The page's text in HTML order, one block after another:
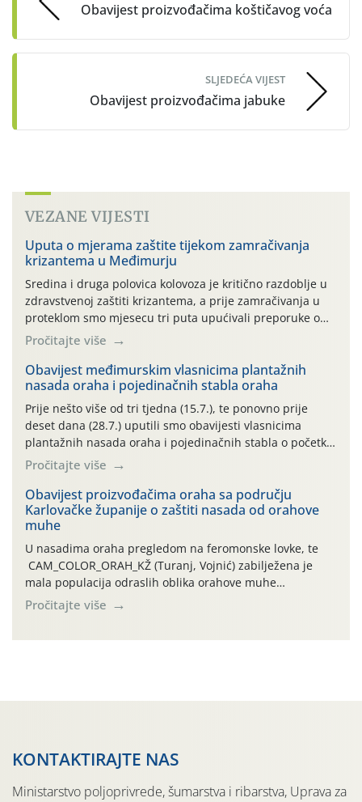
Obavijest proizvođačima koštičavog voća
SLJEDEĆA VIJEST
Obavijest proizvođačima jabuke
VEZANE VIJESTI
Uputa o mjerama zaštite tijekom zamračivanja
krizantema u Međimurju
Sredina i druga polovica kolovoza je kritično razdoblje u
zdravstvenoj zaštiti krizantema, a prije zamračivanja u
proteklom smo mjesecu tri puta upućivali preporuke o
preventivnim mjerama zaštite krizantema od najčešćih
uzročnika bolesti, štetnika i fito-fagnih grinja (23.7., 14.7.,
06.7.)! Na početku ovog mjeseca je zabilježeno je
povijesno i ekstremno vruće meteorološko razdoblje, uz
najviše temperature […]
Pročitajte više
Obavijest međimurskim vlasnicima plantažnih
nasada oraha i pojedinačnih stabla oraha
Prije nešto više od tri tjedna (15.7.), te ponovno prije
deset dana (28.7.) uputili smo obavijesti vlasnicima
plantažnih nasada oraha i pojedinačnih stabla o početku
leta i ovogodišnjoj potrebi usmjerenog suzbijanja
orahove muhe (Rhagoletis completa)! Već dvanaest dana
traje drugi ovogodišnji “toplinski udar”, koji naročito
izražen zadnja šest dana (31.7.-05.8.), jer najviše
temperature zraka svakodnevno […]
Pročitajte više
Obavijest proizvođačima oraha sa području
Karlovačke županije o zaštiti nasada od orahove
muhe
U nasadima oraha pregledom na feromonske lovke, te
CAM_COLOR_ORAH_KŽ (Turanj, Vojnić) zabilježena je
mala populacija odraslih oblika orahove muhe
(Rhagoletis completa). Niska brojnost može se objasniti
činjenicom da je riječ o mladim nasadima s vrlo malim
Pročitajte više
KONTAKTIRAJTE NAS
Ministarstvo poljoprivrede, šumarstva i ribarstva, Uprava za